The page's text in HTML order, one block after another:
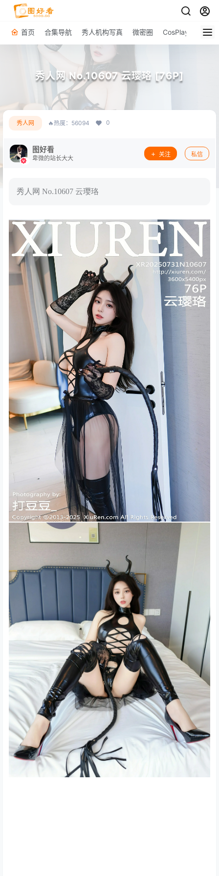
首页 合集导航 秀人机构写真 微密圈 CosPlay 原图
秀人网 No.10607 云璎珞 [76P]
秀人网 🔥热度：56094 0
图好看
卑微的站长大大
关注 私信
秀人网 No.10607 云璎珞